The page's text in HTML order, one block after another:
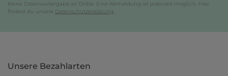
Keine Datenweitergabe an Dritte. Eine Abmeldung ist jederzeit möglich. Hier
findest du unsere Datenschutzerklärung
Unsere Bezahlarten